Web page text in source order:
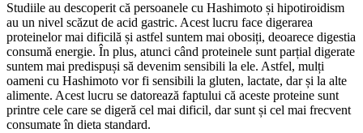
Studiile au descoperit că persoanele cu Hashimoto și hipotiroidism
au un nivel scăzut de acid gastric. Acest lucru face digerarea
proteinelor mai dificilă și astfel suntem mai obosiți, deoarece digestia
consumă energie. În plus, atunci când proteinele sunt parțial digerate
suntem mai predispuși să devenim sensibili la ele. Astfel, mulți
oameni cu Hashimoto vor fi sensibili la gluten, lactate, dar și la alte
alimente. Acest lucru se datorează faptului că aceste proteine ​​sunt
printre cele care se digeră cel mai dificil, dar sunt și cel mai frecvent ​​
consumate în dieta standard.